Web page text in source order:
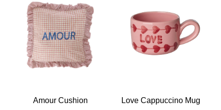
Love Cappuccino Mug
Amour Cushion